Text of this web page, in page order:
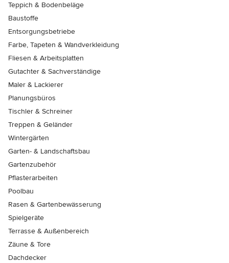
Teppich & Bodenbeläge
Baustoffe
Entsorgungsbetriebe
Farbe, Tapeten & Wandverkleidung
Fliesen & Arbeitsplatten
Gutachter & Sachverständige
Maler & Lackierer
Planungsbüros
Tischler & Schreiner
Treppen & Geländer
Wintergärten
Garten- & Landschaftsbau
Gartenzubehör
Pflasterarbeiten
Poolbau
Rasen & Gartenbewässerung
Spielgeräte
Terrasse & Außenbereich
Zäune & Tore
Dachdecker